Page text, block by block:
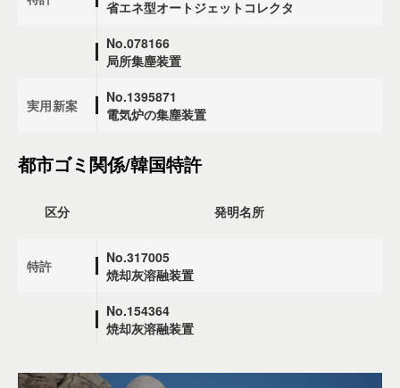
省エネ型オートジェットコレクタ
No.078166
局所集塵装置
実用新案
No.1395871
電気炉の集塵装置
都市ゴミ関係/韓国特許
区分 発明名所
特許
No.317005
焼却灰溶融装置
No.154364
焼却灰溶融装置